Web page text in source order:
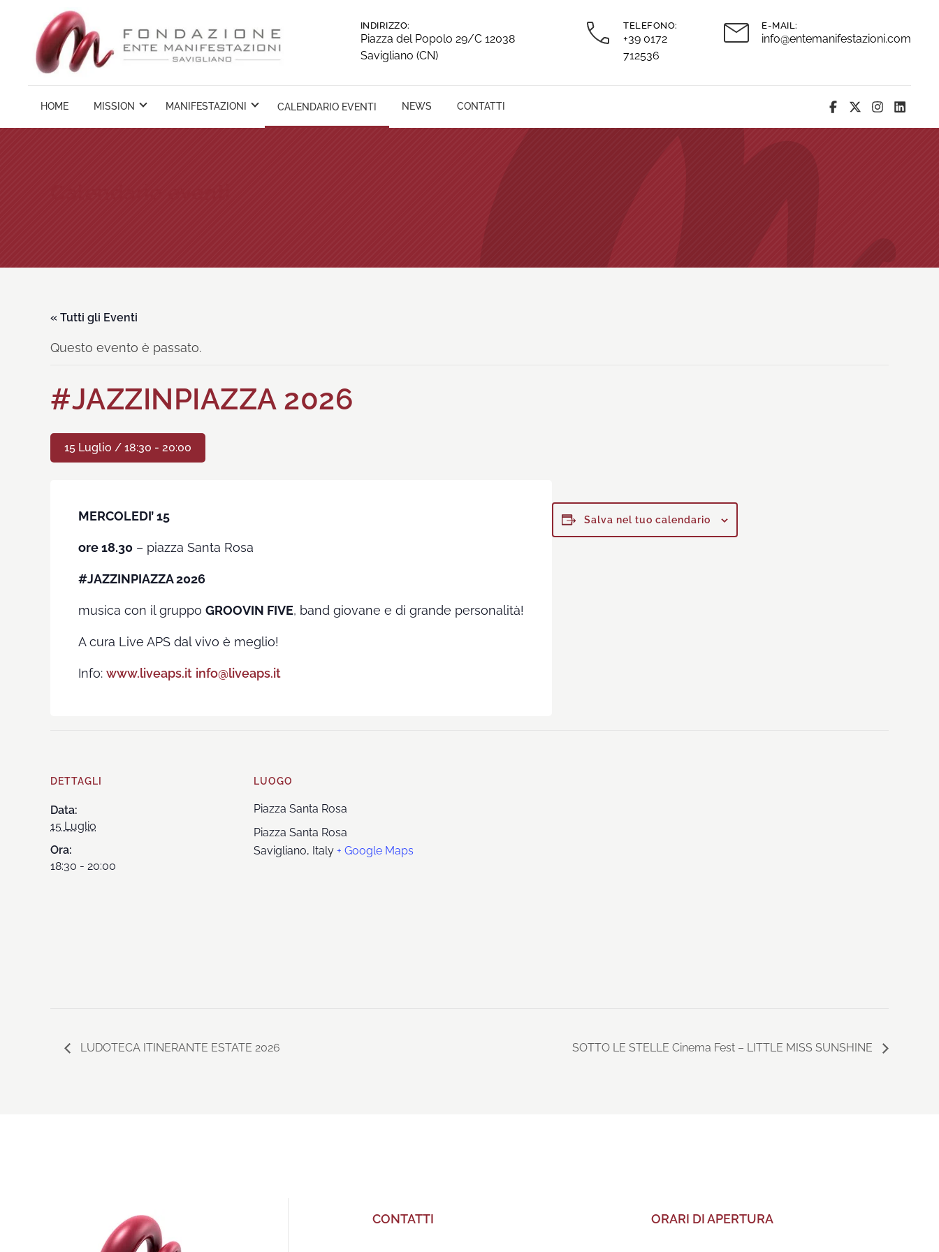
contenuti
INDIRIZZO:
Piazza del Popolo 29/C 12038
Savigliano (CN)
TELEFONO:
+39 0172
712536
E-MAIL:
info@entemanifestazioni.com
HOME MISSION MANIFESTAZIONI CALENDARIO EVENTI NEWS CONTATTI
« Tutti gli Eventi
Questo evento è passato.
#JAZZINPIAZZA 2026
15 Luglio / 18:30 - 20:00
MERCOLEDI’ 15
ore 18.30 – piazza Santa Rosa
#JAZZINPIAZZA 2026
musica con il gruppo GROOVIN FIVE, band giovane e di grande personalità!
A cura Live APS dal vivo è meglio!
Info: www.liveaps.it info@liveaps.it
Salva nel tuo calendario
DETTAGLI
Data:
15 Luglio
Ora:
18:30 - 20:00
LUOGO
Piazza Santa Rosa
Piazza Santa Rosa
Savigliano, Italy + Google Maps
LUDOTECA ITINERANTE ESTATE 2026 SOTTO LE STELLE Cinema Fest – LITTLE MISS SUNSHINE
CONTATTI ORARI DI APERTURA